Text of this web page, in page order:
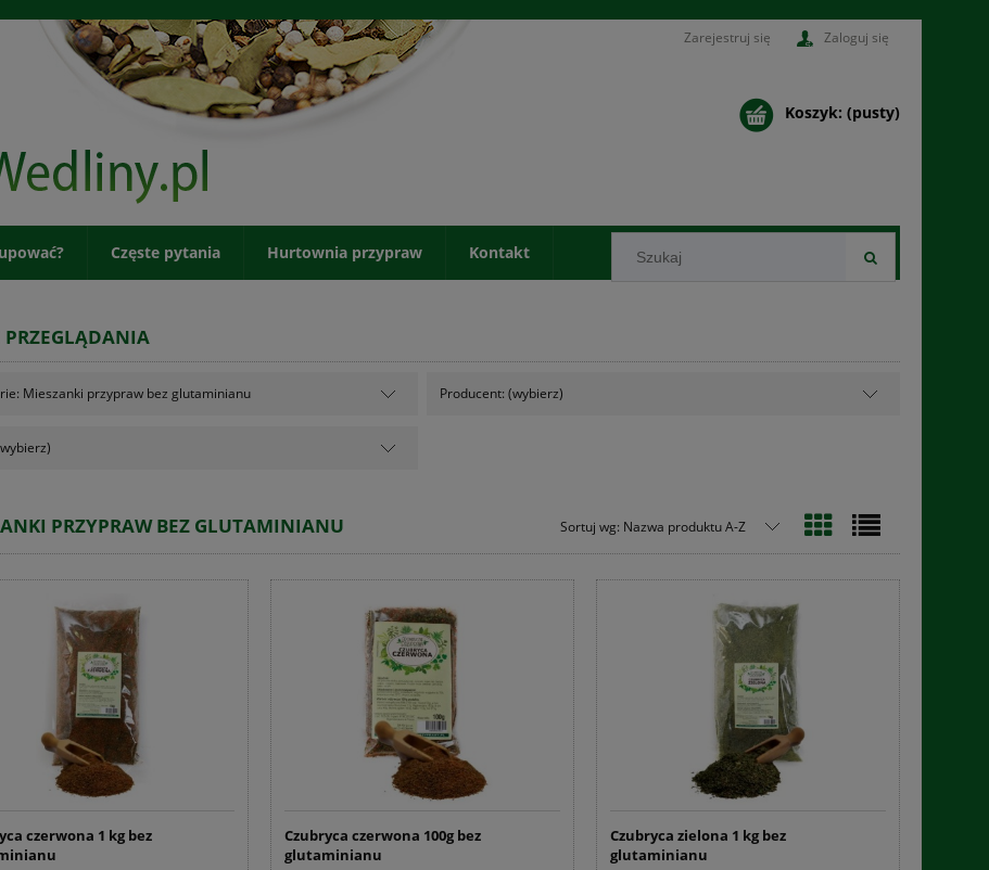
Zarejestruj się Zaloguj się
Koszyk: (pusty)
Częste pytania Hurtownia przypraw Kontakt
PRZEGLĄDANIA
Mieszanki przypraw bez glutaminianu Producent: (wybierz)
PRZYPRAW BEZ GLUTAMINIANU Sortuj wg: Nazwa produktu A-Z
czerwona 1 kg bez
Czubryca czerwona 100g bez
glutaminianu
Czubryca zielona 1 kg bez
glutaminianu